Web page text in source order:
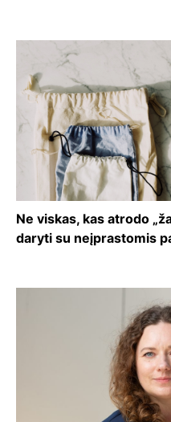
Ne viskas, kas atrodo
daryti su neįprastomis